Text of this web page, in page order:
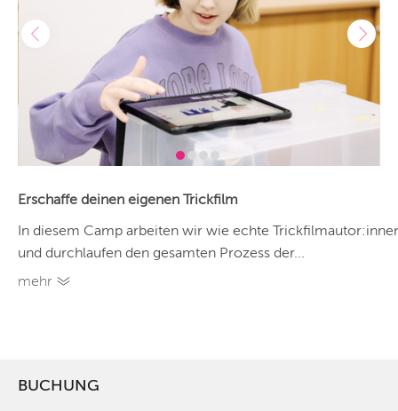
Erschaffe deinen eigenen Trickfilm
In diesem Camp arbeiten wir wie echte
und durchlaufen den gesamten Prozess der...
mehr
BUCHUNG